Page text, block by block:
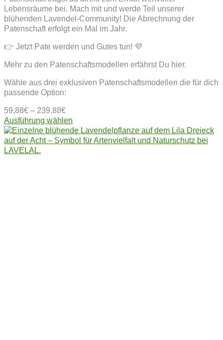
Lebensräume bei. Mach mit und werde Teil unserer
blühenden Lavendel-Community! Die Abrechnung der
Patenschaft erfolgt ein Mal im Jahr.
👉 Jetzt Pate werden und Gutes tun! 💜
Mehr zu den Patenschaftsmodellen erfährst Du hier.
Wähle aus drei exklusiven Patenschaftsmodellen die für dich
passende Option:
59,88€ – 239,88€
Ausführung wählen
Produkt
weist